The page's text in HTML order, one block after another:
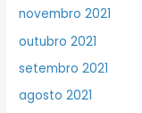
novembro 2021
outubro 2021
setembro 2021
agosto 2021